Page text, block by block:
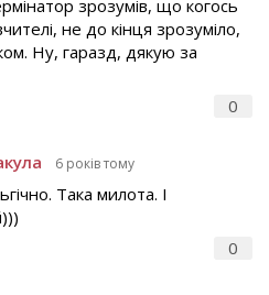
0
зрозумів, що когось
не до кінця зрозуміло,
Ну, гаразд, дякую за
6 років тому
0
Така милота. І